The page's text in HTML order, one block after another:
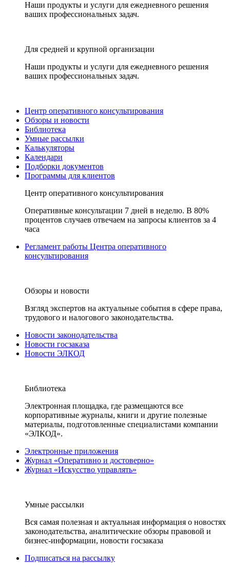
Наши продукты и услуги для ежедневного решения
ваших профессиональных задач.
Для средней и крупной организации
Наши продукты и услуги для ежедневного решения
ваших профессиональных задач.
Центр оперативного консультирования
Обзоры и новости
Библиотека
Умные рассылки
Калькуляторы
Календари
Подборки документов
Программы для клиентов
Центр оперативного консультирования
Оперативные консультации 7 дней в неделю. В 80%
процентов случаев отвечаем на запросы клиентов за 4
часа
Регламент работы Центра оперативного
консультирования
Обзоры и новости
Взгляд экспертов на актуальные события в сфере права,
трудового и налогового законодательства.
Новости законодательства
Новости госзаказа
Новости ЭЛКОД
Библиотека
Электронная площадка, где размещаются все
корпоративные журналы, книги и другие полезные
материалы, подготовленные специалистами компании
«ЭЛКОД».
Электронные приложения
Журнал «Оперативно и достоверно»
Журнал «Искусство управлять»
Умные рассылки
Вся самая полезная и актуальная информация о новостях
законодательства, аналитические обзоры правовой и
бизнес-информации, новости госзаказа
Подписаться на рассылку